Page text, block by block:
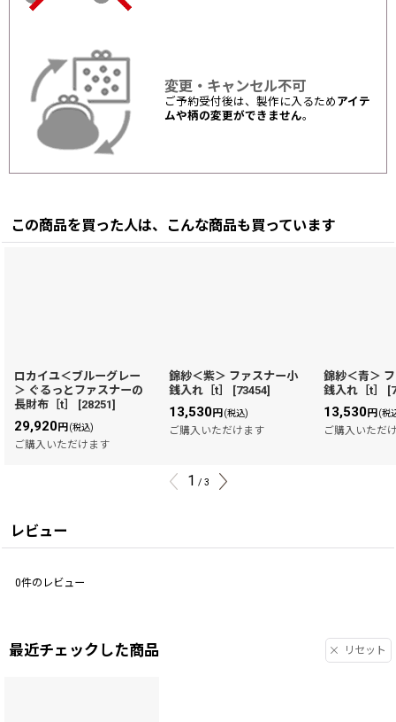
変更・キャンセル不可
ご予約受付後は、製作に入るため アイテ
ムや柄の変更ができません。
この商品を買った人は、こんな商品も買っています
ロカイユ＜ブルーグレー
＞ ぐるっとファスナーの
長財布［t］
[28251]
29,920円(税込)
ご購入いただけます
錦紗＜紫＞ ファスナー小
銭入れ［t］
[73454]
13,530円(税込)
ご購入いただけます
錦紗＜青＞
銭入れ［t］
[
13,530円(税
ご購入いただ
1 / 3
レビュー
0件のレビュー
最近チェックした商品 リセット